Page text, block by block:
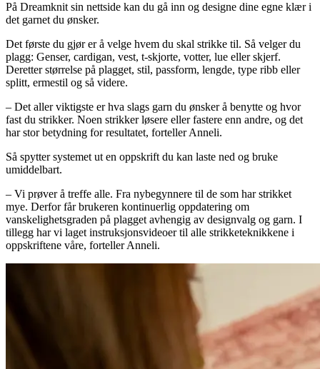
På Dreamknit sin nettside kan du gå inn og designe dine egne klær i
det garnet du ønsker.
Det første du gjør er å velge hvem du skal strikke til. Så velger du
plagg: Genser, cardigan, vest, t-skjorte, votter, lue eller skjerf.
Deretter størrelse på plagget, stil, passform, lengde, type ribb eller
splitt, ermestil og så videre.
– Det aller viktigste er hva slags garn du ønsker å benytte og hvor
fast du strikker. Noen strikker løsere eller fastere enn andre, og det
har stor betydning for resultatet, forteller Anneli.
Så spytter systemet ut en oppskrift du kan laste ned og bruke
umiddelbart.
– Vi prøver å treffe alle. Fra nybegynnere til de som har strikket
mye. Derfor får brukeren kontinuerlig oppdatering om
vanskelighetsgraden på plagget avhengig av designvalg og garn. I
tillegg har vi laget instruksjonsvideoer til alle strikketeknikkene i
oppskriftene våre, forteller Anneli.